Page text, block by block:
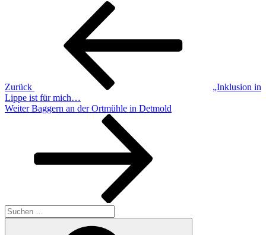
Beitragsnavigation
Zurück
„Inklusion in
Lippe ist für mich…
Nächster
Weiter Baggern an der Ortmühle in Detmold
Suchen
nach: